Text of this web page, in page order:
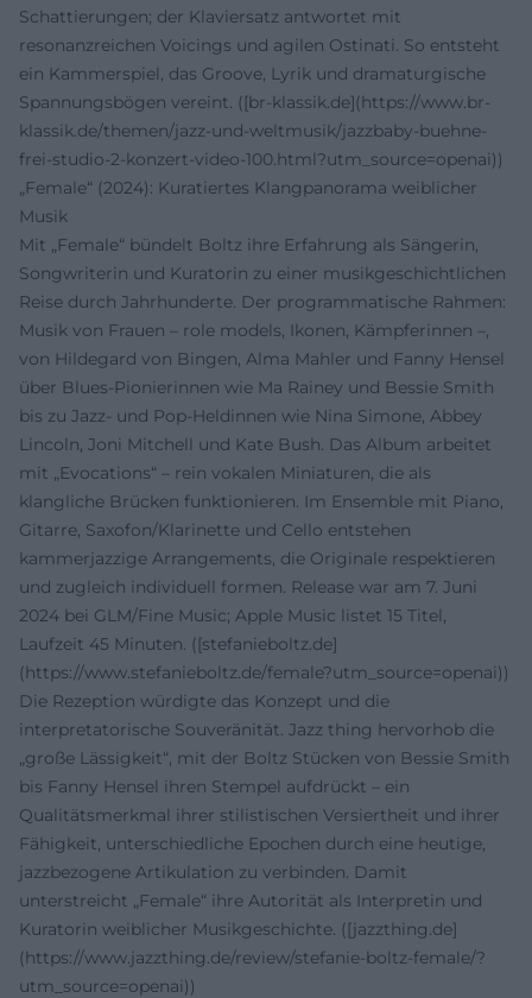
Schattierungen; der Klaviersatz antwortet mit
resonanzreichen Voicings und agilen Ostinati. So entsteht
ein Kammerspiel, das Groove, Lyrik und dramaturgische
Spannungsbögen vereint. ([br-klassik.de](https://www.br-
klassik.de/themen/jazz-und-weltmusik/jazzbaby-buehne-
frei-studio-2-konzert-video-100.html?utm_source=openai))
„Female“ (2024): Kuratiertes Klangpanorama weiblicher
Musik
Mit „Female“ bündelt Boltz ihre Erfahrung als Sängerin,
Songwriterin und Kuratorin zu einer musikgeschichtlichen
Reise durch Jahrhunderte. Der programmatische Rahmen:
Musik von Frauen – role models, Ikonen, Kämpferinnen –,
von Hildegard von Bingen, Alma Mahler und Fanny Hensel
über Blues-Pionierinnen wie Ma Rainey und Bessie Smith
bis zu Jazz- und Pop-Heldinnen wie Nina Simone, Abbey
Lincoln, Joni Mitchell und Kate Bush. Das Album arbeitet
mit „Evocations“ – rein vokalen Miniaturen, die als
klangliche Brücken funktionieren. Im Ensemble mit Piano,
Gitarre, Saxofon/Klarinette und Cello entstehen
kammerjazzige Arrangements, die Originale respektieren
und zugleich individuell formen. Release war am 7. Juni
2024 bei GLM/Fine Music; Apple Music listet 15 Titel,
Laufzeit 45 Minuten. ([stefanieboltz.de]
(https://www.stefanieboltz.de/female?utm_source=openai))
Die Rezeption würdigte das Konzept und die
interpretatorische Souveränität. Jazz thing hervorhob die
„große Lässigkeit“, mit der Boltz Stücken von Bessie Smith
bis Fanny Hensel ihren Stempel aufdrückt – ein
Qualitätsmerkmal ihrer stilistischen Versiertheit und ihrer
Fähigkeit, unterschiedliche Epochen durch eine heutige,
jazzbezogene Artikulation zu verbinden. Damit
unterstreicht „Female“ ihre Autorität als Interpretin und
Kuratorin weiblicher Musikgeschichte. ([jazzthing.de]
(https://www.jazzthing.de/review/stefanie-boltz-female/?
utm_source=openai))